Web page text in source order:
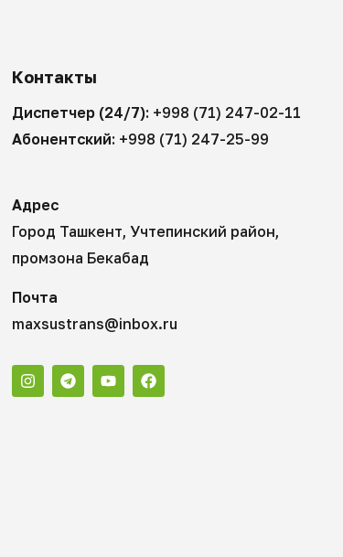
Контакты
Диспетчер (24/7): +998 (71) 247-02-11
Абонентский: +998 (71) 247-25-99
Адрес
Город Ташкент, Учтепинский район,
промзона Бекабад
Почта
maxsustrans@inbox.ru